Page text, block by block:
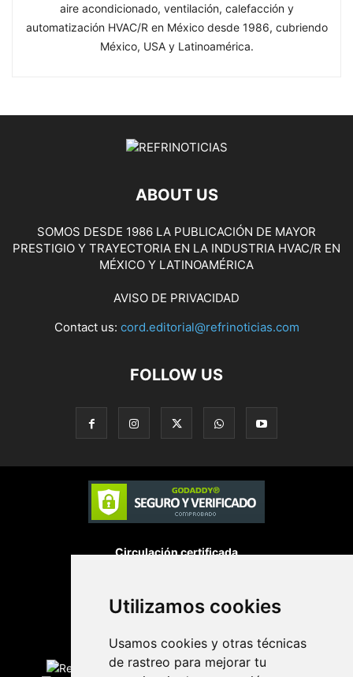
Utilizamos cookies
Usamos cookies y otras técnicas
de rastreo para mejorar tu
aire acondicionado, ventilación, calefacción y
automatización HVAC/R en México desde 1986, cubriendo
México, USA y Latinoamérica.
ABOUT US
SOMOS DESDE 1986 LA PUBLICACIÓN DE MAYOR
PRESTIGIO Y TRAYECTORIA EN LA INDUSTRIA HVAC/R EN
MÉXICO Y LATINOAMÉRICA
AVISO DE PRIVACIDAD
Contact us: cord.editorial@refrinoticias.com
FOLLOW US
Circulación certificada
Desarrollado por
Edición digital con tecnología